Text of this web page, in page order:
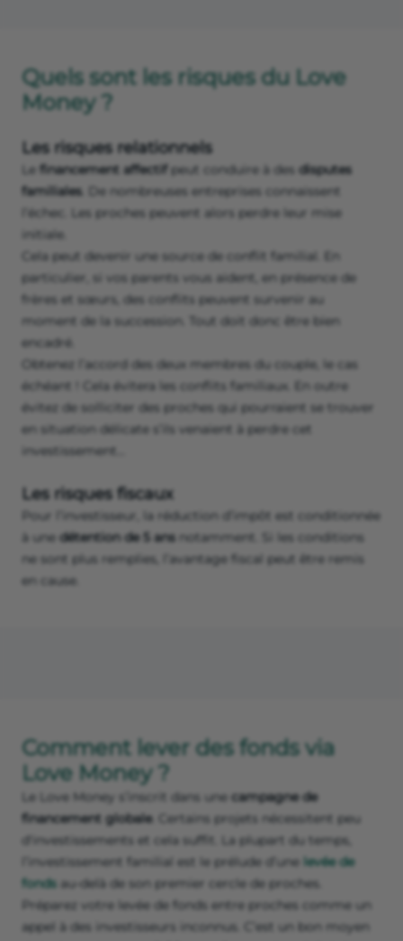
Quels sont les risques du Love
Money ?
Les risques relationnels
Le financement affectif peut conduire à des disputes
familiales. De nombreuses entreprises connaissent
l’échec. Les proches peuvent alors perdre leur mise
initiale.
Cela peut devenir une source de conflit familial. En
particulier, si vos parents vous aident, en présence de
frères et sœurs, des conflits peuvent survenir au
moment de la succession. Tout doit donc être bien
encadré.
Obtenez l’accord des deux membres du couple, le cas
échéant ! Cela évitera les conflits familiaux. En outre
évitez de solliciter des proches qui pourraient se trouver
en situation délicate s’ils venaient à perdre cet
investissement…
Les risques fiscaux
Pour l’investisseur, la réduction d’impôt est conditionnée
à une détention de 5 ans notamment. Si les conditions
ne sont plus remplies, l’avantage fiscal peut être remis
en cause.
Comment lever des fonds via
Love Money ?
Le Love Money s’inscrit dans une campagne de
financement globale. Certains projets nécessitent peu
d'investissements et cela suffit. La plupart du temps,
l’investissement familial est le prélude d’une levée de
fonds au-delà de son premier cercle de proches.
Préparez votre levée de fonds entre proches comme un
appel à des investisseurs inconnus. C’est un bon moyen